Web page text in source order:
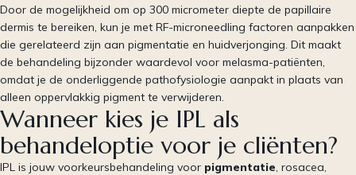
Door de mogelijkheid om op 300 micrometer diepte de papillaire
dermis te bereiken, kun je met RF-microneedling factoren aanpakken
die gerelateerd zijn aan pigmentatie en huidverjonging. Dit maakt
de behandeling bijzonder waardevol voor melasma-patiënten,
omdat je de onderliggende pathofysiologie aanpakt in plaats van
alleen oppervlakkig pigment te verwijderen.
Wanneer kies je IPL als
behandeloptie voor je cliënten?
IPL is jouw voorkeursbehandeling voor pigmentatie , rosacea,